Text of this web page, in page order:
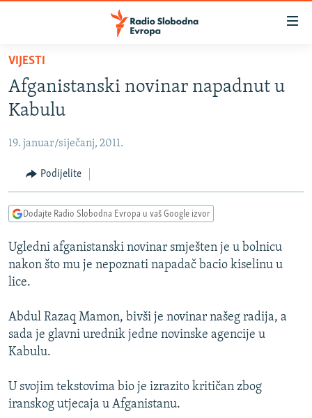
Pređite
glavni
sadržaj
na
navigaciju
Pređite
na
VIJESTI
BOSNA I HERCEGOVINA
KOSOVO
CRNA GORA
VIDEO
FOTOGALERIJE
PODCASTI
RAT U UKRAJINI
KINA NA BALKANU
ISPRIČAJ MI
DNEVNO@RSE
VIŠE OD NASLOVA
PRATITE NAS
VIJESTI
Afganistanski novinar napadnut u
Kabulu
19. januar/siječanj, 2011.
Podijelite
Dodajte Radio Slobodna Evropa u vaš Google izvor
Ugledni afganistanski novinar smješten je u bolnicu
nakon što mu je nepoznati napadač bacio kiselinu u
lice.
Abdul Razaq Mamon, bivši je novinar našeg radija, a
sada je glavni urednik jedne novinske agencije u
Kabulu.
U svojim tekstovima bio je izrazito kritičan zbog
iranskog utjecaja u Afganistanu.